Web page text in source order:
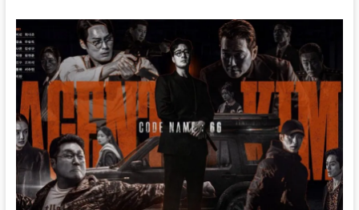
–
pasión
y
el
crimen
van
de
la
mano